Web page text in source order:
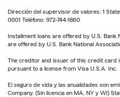
Dirección del supervisor de valores: 1
0001 Teléfono: 972-744-1860
Installment loans are offered by U.S.
are offered by U.S. Bank National
The creditor and issuer of this credit card
pursuant to a license from Visa U.S.A. Inc.
El seguro de vida y las anualidades son
Company. (Sin licencia en MA, NY y WI)